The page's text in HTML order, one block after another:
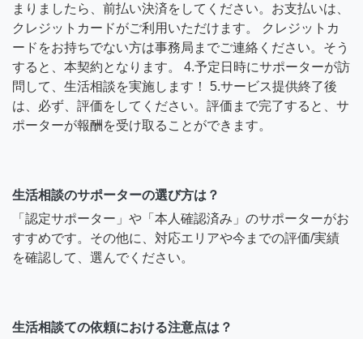
まりましたら、前払い決済をしてください。お支払いは、
クレジットカードがご利用いただけます。 クレジットカ
ードをお持ちでない方は事務局までご連絡ください。そう
すると、本契約となります。 4.予定日時にサポーターが訪
問して、生活相談を実施します！ 5.サービス提供終了後
は、必ず、評価をしてください。評価まで完了すると、サ
ポーターが報酬を受け取ることができます。
生活相談のサポーターの選び方は？
「認定サポーター」や「本人確認済み」のサポーターがお
すすめです。その他に、対応エリアや今までの評価/実績
を確認して、選んでください。
生活相談ての依頼における注意点は？